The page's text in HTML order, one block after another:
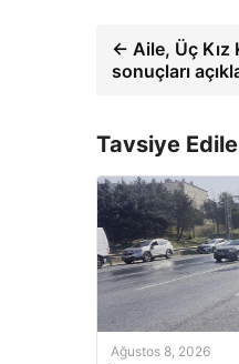
← Aile, Üç Kız
sonuçları
Tavsiye
Ağustos 8, 2026